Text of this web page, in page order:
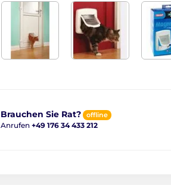
Brauchen Sie Rat? offline
Anrufen +49 176 34 433 212